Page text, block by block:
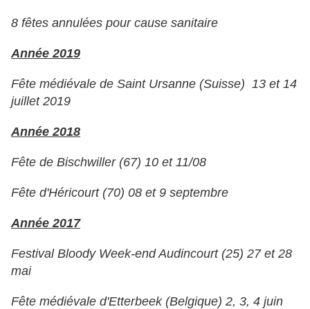
8 fêtes annulées pour cause sanitaire
Année 2019
Fête médiévale de Saint Ursanne (Suisse) 13 et 14
juillet 2019
Année 2018
Fête de Bischwiller (67) 10 et 11/08
Fête d'Héricourt (70) 08 et 9 septembre
Année 2017
Festival Bloody Week-end Audincourt (25) 27 et 28
mai
Fête médiévale d'Etterbeek (Belgique) 2, 3, 4 juin